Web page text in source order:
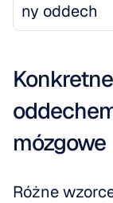
ny oddech
mózgowe
Różne